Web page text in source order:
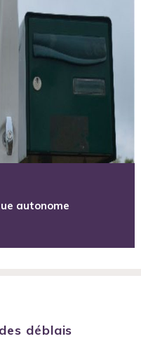
autonome
déblais